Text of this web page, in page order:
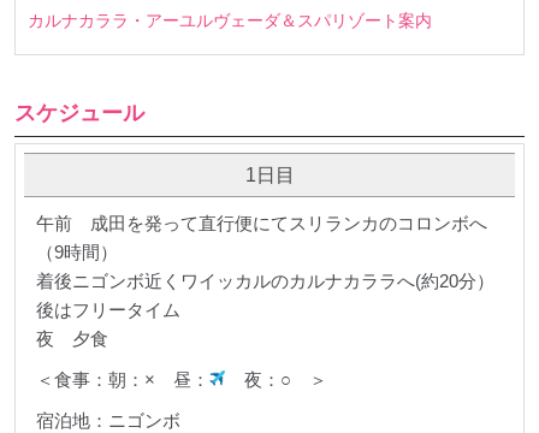
カルナカララ・アーユルヴェーダ＆スパリゾート案内
スケジュール
1日目
午前 成田を発って直行便にてスリランカのコロンボへ
（9時間）
着後ニゴンボ近くワイッカルのカルナカララへ(約20分）
後はフリータイム
夜 夕食
＜食事：朝：× 昼：
夜：○ ＞
宿泊地：ニゴンボ